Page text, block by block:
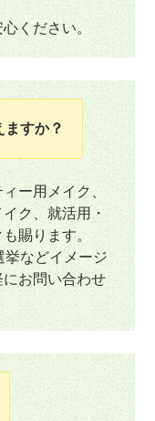
ください。
ますか？
ー用メイク、
ク、就活用・
賜ります。
挙などイメージ
お問い合わせ